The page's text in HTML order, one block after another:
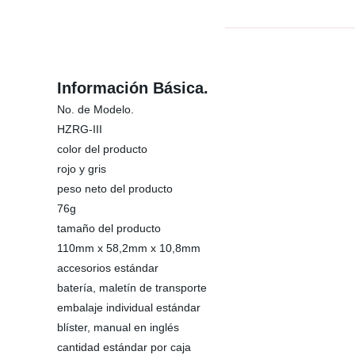
Información Básica.
No. de Modelo.
HZRG-III
color del producto
rojo y gris
peso neto del producto
76g
tamaño del producto
110mm x 58,2mm x 10,8mm
accesorios estándar
batería, maletín de transporte
embalaje individual estándar
blíster, manual en inglés
cantidad estándar por caja